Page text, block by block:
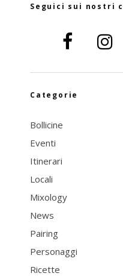
Seguici sui nostri
Categorie
Bollicine
Eventi
Itinerari
Locali
Mixology
News
Pairing
Personaggi
Ricette